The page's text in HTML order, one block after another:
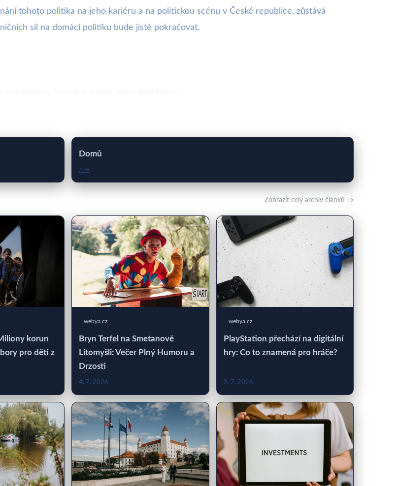
tohoto politika na jeho kariéru a na politickou scénu v České republice, zůstává
sil na domácí politiku bude jistě pokračovat.
Domů
/ →
Zobrazit celý archiv článků →
korun
pro děti z
webya.cz
Bryn Terfel na Smetanově
Litomyšli: Večer Plný Humoru a
Drzosti
4. 7. 2026
webya.cz
PlayStation přechází na digitální
hry: Co to znamená pro hráče?
2. 7. 2026